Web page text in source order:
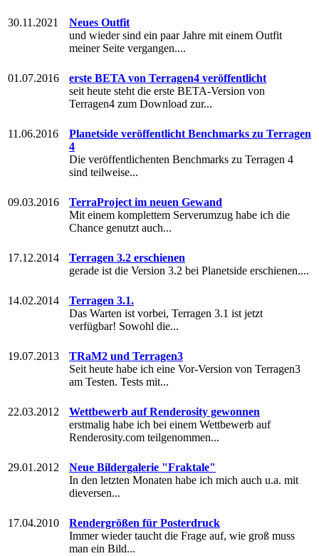
30.11.2021
Neues Outfit
und wieder sind ein paar Jahre mit einem Outfit
meiner Seite vergangen....
01.07.2016
erste BETA von Terragen4 veröffentlicht
seit heute steht die erste BETA-Version von
Terragen4 zum Download zur...
11.06.2016
Planetside veröffentlicht Benchmarks zu Terragen
4
Die veröffentlichenten Benchmarks zu Terragen 4
sind teilweise...
09.03.2016
TerraProject im neuen Gewand
Mit einem komplettem Serverumzug habe ich die
Chance genutzt auch...
17.12.2014
Terragen 3.2 erschienen
gerade ist die Version 3.2 bei Planetside erschienen....
14.02.2014
Terragen 3.1.
Das Warten ist vorbei, Terragen 3.1 ist jetzt
verfügbar! Sowohl die...
19.07.2013
TRaM2 und Terragen3
Seit heute habe ich eine Vor-Version von Terragen3
am Testen. Tests mit...
22.03.2012
Wettbewerb auf Renderosity gewonnen
erstmalig habe ich bei einem Wettbewerb auf
Renderosity.com teilgenommen...
29.01.2012
Neue Bildergalerie "Fraktale"
In den letzten Monaten habe ich mich auch u.a. mit
dieversen...
17.04.2010
Rendergrößen für Posterdruck
Immer wieder taucht die Frage auf, wie groß muss
man ein Bild...